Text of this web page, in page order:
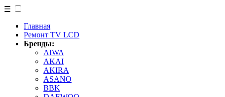
☰
Главная
Ремонт TV LCD
Бренды:
AIWA
AKAI
AKIRA
ASANO
BBK